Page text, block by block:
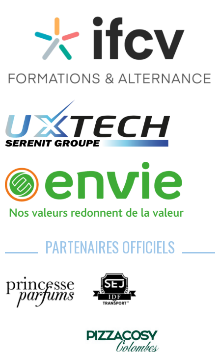
PARTENAIRES OFFICIELS